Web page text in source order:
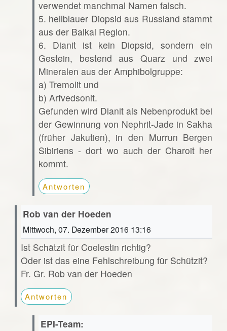
verwendet manchmal Namen falsch.
5. hellblauer Diopsid aus Russland stammt
aus der Baikal Region.
6. Dianit ist kein Diopsid, sondern ein
Gestein, bestend aus Quarz und zwei
Mineralen aus der Amphibolgruppe:
a) Tremolit und
b) Arfvedsonit.
Gefunden wird Dianit als Nebenprodukt bei
der Gewinnung von Nephrit-Jade in Sakha
(früher Jakutien), in den Murrun Bergen
Sibiriens - dort wo auch der Charoit her
kommt.
Antworten
Rob van der Hoeden
Mittwoch, 07. Dezember 2016 13:16
Ist Schätzit für Coelestin richtig?
Oder ist das eine Fehlschreibung für Schützit?
Fr. Gr. Rob van der Hoeden
Antworten
EPI-Team: